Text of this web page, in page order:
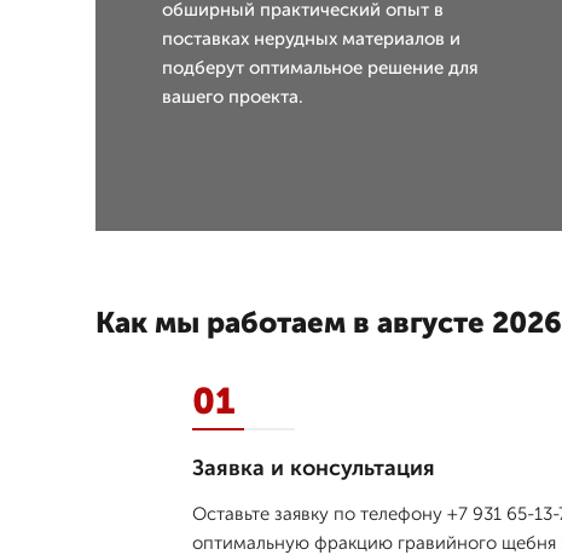
обширный практический опыт в
поставках нерудных материалов и
подберут оптимальное решение для
вашего проекта.
Как мы работаем в августе 2026
01
Заявка и консультация
Оставьте заявку по телефону +7 931 65-
оптимальную фракцию гравийного